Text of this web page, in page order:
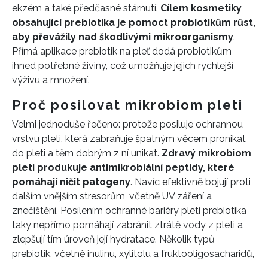
ekzém a také předčasné stárnutí. Cílem kosmetiky
obsahující prebiotika je pomoct probiotikům růst,
aby převážily nad škodlivými mikroorganismy.
Přímá aplikace prebiotik na pleť dodá probiotikům
ihned potřebné živiny, což umožňuje jejich rychlejší
výživu a množení.
Proč posilovat mikrobiom pleti
Velmi jednoduše řečeno: protože posiluje ochrannou
vrstvu pleti, která zabraňuje špatným věcem pronikat
do pleti a těm dobrým z ní unikat. Zdravý mikrobiom
pleti produkuje antimikrobiální peptidy, které
pomáhají ničit patogeny. Navíc efektivně bojují proti
dalším vnějším stresorům, včetně UV záření a
znečištění. Posílením ochranné bariéry pleti prebiotika
taky nepřímo pomáhají zabránit ztrátě vody z pleti a
zlepšují tím úroveň její hydratace. Několik typů
prebiotik, včetně inulinu, xylitolu a fruktooligosacharidů,